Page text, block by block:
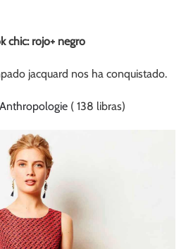
chic: rojo+ negro
jacquard nos ha conquistado.
Anthropologie( 138 libras)